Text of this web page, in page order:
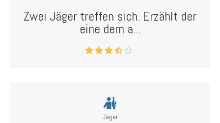
Zwei Jäger treffen sich. Erzählt der
eine dem a...
Jäger